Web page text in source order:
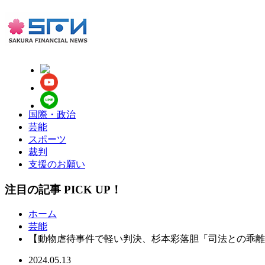
国際・政治
芸能
スポーツ
裁判
支援のお願い
注目の記事 PICK UP！
ホーム
芸能
【動物虐待事件で軽い判決、杉本彩落胆「司法との乖離
2024.05.13